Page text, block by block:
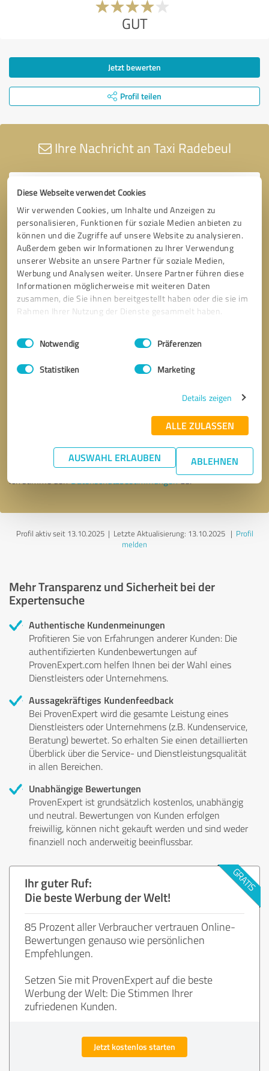
Diese Webseite verwendet Cookies
Wir verwenden Cookies, um Inhalte und Anzeigen zu
personalisieren, Funktionen für soziale Medien anbieten zu
können und die Zugriffe auf unsere Website zu analysieren.
Außerdem geben wir Informationen zu Ihrer Verwendung
unserer Website an unsere Partner für soziale Medien,
Werbung und Analysen weiter. Unsere Partner führen diese
Informationen möglicherweise mit weiteren Daten
zusammen, die Sie ihnen bereitgestellt haben oder die sie im
Rahmen Ihrer Nutzung der Dienste gesammelt haben.
Impressum Datenschutzbestimmungen
Einwilligungsauswahl
Notwendig Präferenzen
Statistiken Marketing
Details zeigen
ALLE ZULASSEN
AUSWAHL ERLAUBEN ABLEHNEN
GUT
Jetzt bewerten
Profil teilen
Ihre Nachricht an Taxi Radebeul
* Erforderliche Angaben
Nachricht senden
Ich stimme denDatenschutzbestimmungenzu.
Profil aktiv seit 13.10.2025 | Letzte Aktualisierung: 13.10.2025| Profil
melden
Mehr Transparenz und Sicherheit bei der
Expertensuche
Authentische Kundenmeinungen
Profitieren Sie von Erfahrungen anderer Kunden: Die
authentifizierten Kundenbewertungen auf
ProvenExpert.com helfen Ihnen bei der Wahl eines
Dienstleisters oder Unternehmens.
Aussagekräftiges Kundenfeedback
Bei ProvenExpert wird die gesamte Leistung eines
Dienstleisters oder Unternehmens (z.B. Kundenservice,
Beratung) bewertet. So erhalten Sie einen detaillierten
Überblick über die Service- und Dienstleistungsqualität
in allen Bereichen.
Unabhängige Bewertungen
ProvenExpert ist grundsätzlich kostenlos, unabhängig
und neutral. Bewertungen von Kunden erfolgen
freiwillig, können nicht gekauft werden und sind weder
finanziell noch anderweitig beeinflussbar.
Ihr guter Ruf:
Die beste Werbung der Welt!
85 Prozent aller Verbraucher vertrauen Online-
Bewertungen genauso wie persönlichen
Empfehlungen.
Setzen Sie mit ProvenExpert auf die beste
Werbung der Welt: Die Stimmen Ihrer
zufriedenen Kunden.
Jetzt kostenlos starten